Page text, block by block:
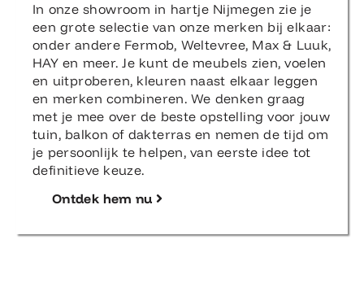
In onze showroom in hartje Nijmegen zie je
een grote selectie van onze merken bij elkaar:
onder andere Fermob, Weltevree, Max & Luuk,
HAY en meer. Je kunt de meubels zien, voelen
en uitproberen, kleuren naast elkaar leggen
en merken combineren. We denken graag
met je mee over de beste opstelling voor jouw
tuin, balkon of dakterras en nemen de tijd om
je persoonlijk te helpen, van eerste idee tot
definitieve keuze.
Ontdek hem nu